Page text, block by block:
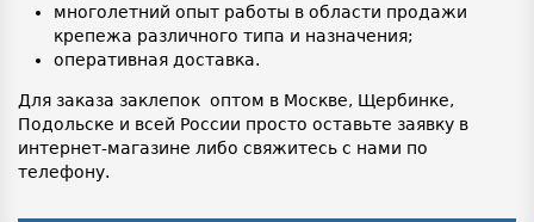
многолетний опыт работы в области продажи
крепежа различного типа и назначения;
оперативная доставка.
Для заказа заклепок оптом в Москве, Щербинке,
Подольске и всей России просто оставьте заявку в
интернет-магазине либо свяжитесь с нами по
телефону.